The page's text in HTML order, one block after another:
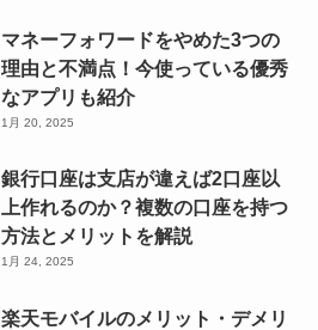
マネーフォワードをやめた3つの
理由と不満点！今使っている優秀
なアプリも紹介
1月 20, 2025
銀行口座は支店が違えば2口座以
上作れるのか？複数の口座を持つ
方法とメリットを解説
1月 24, 2025
楽天モバイルのメリット・デメリ